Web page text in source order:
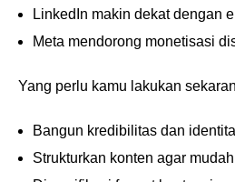
LinkedIn makin dekat dengan
Meta mendorong monetisasi
Yang perlu kamu lakukan
Bangun kredibilitas dan
Strukturkan konten agar mudah